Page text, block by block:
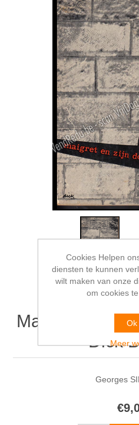
Maigret en zijn
Dick
Georges
Cookies Helpen
diensten te kunnen
wilt maken van onze
om cookies
Ok
Meer